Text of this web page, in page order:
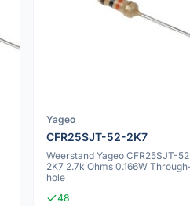
Yageo
CFR25SJT-52-2K7
Weerstand Yageo CFR25SJT-
2K7 2.7k Ohms 0.166W
hole
48